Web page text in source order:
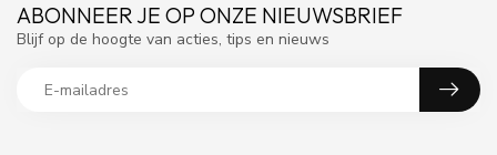
ABONNEER JE OP ONZE NIEUWSBRIEF
Blijf op de hoogte van acties, tips en nieuws